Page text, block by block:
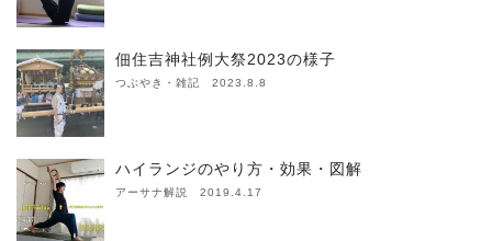
佃住吉神社例大祭2023の様子
つぶやき・雑記 2023.8.8
ハイランジのやり方・効果・図解
アーサナ解説 2019.4.17